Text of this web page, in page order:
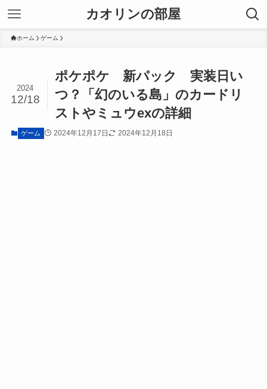
カオリンの部屋
ホーム ゲーム
ポケポケ 新パック 実装日い
つ？「幻のいる島」のカードリ
ストやミュウexの詳細
2024
12/18
ゲーム 2024年12月17日 2024年12月18日